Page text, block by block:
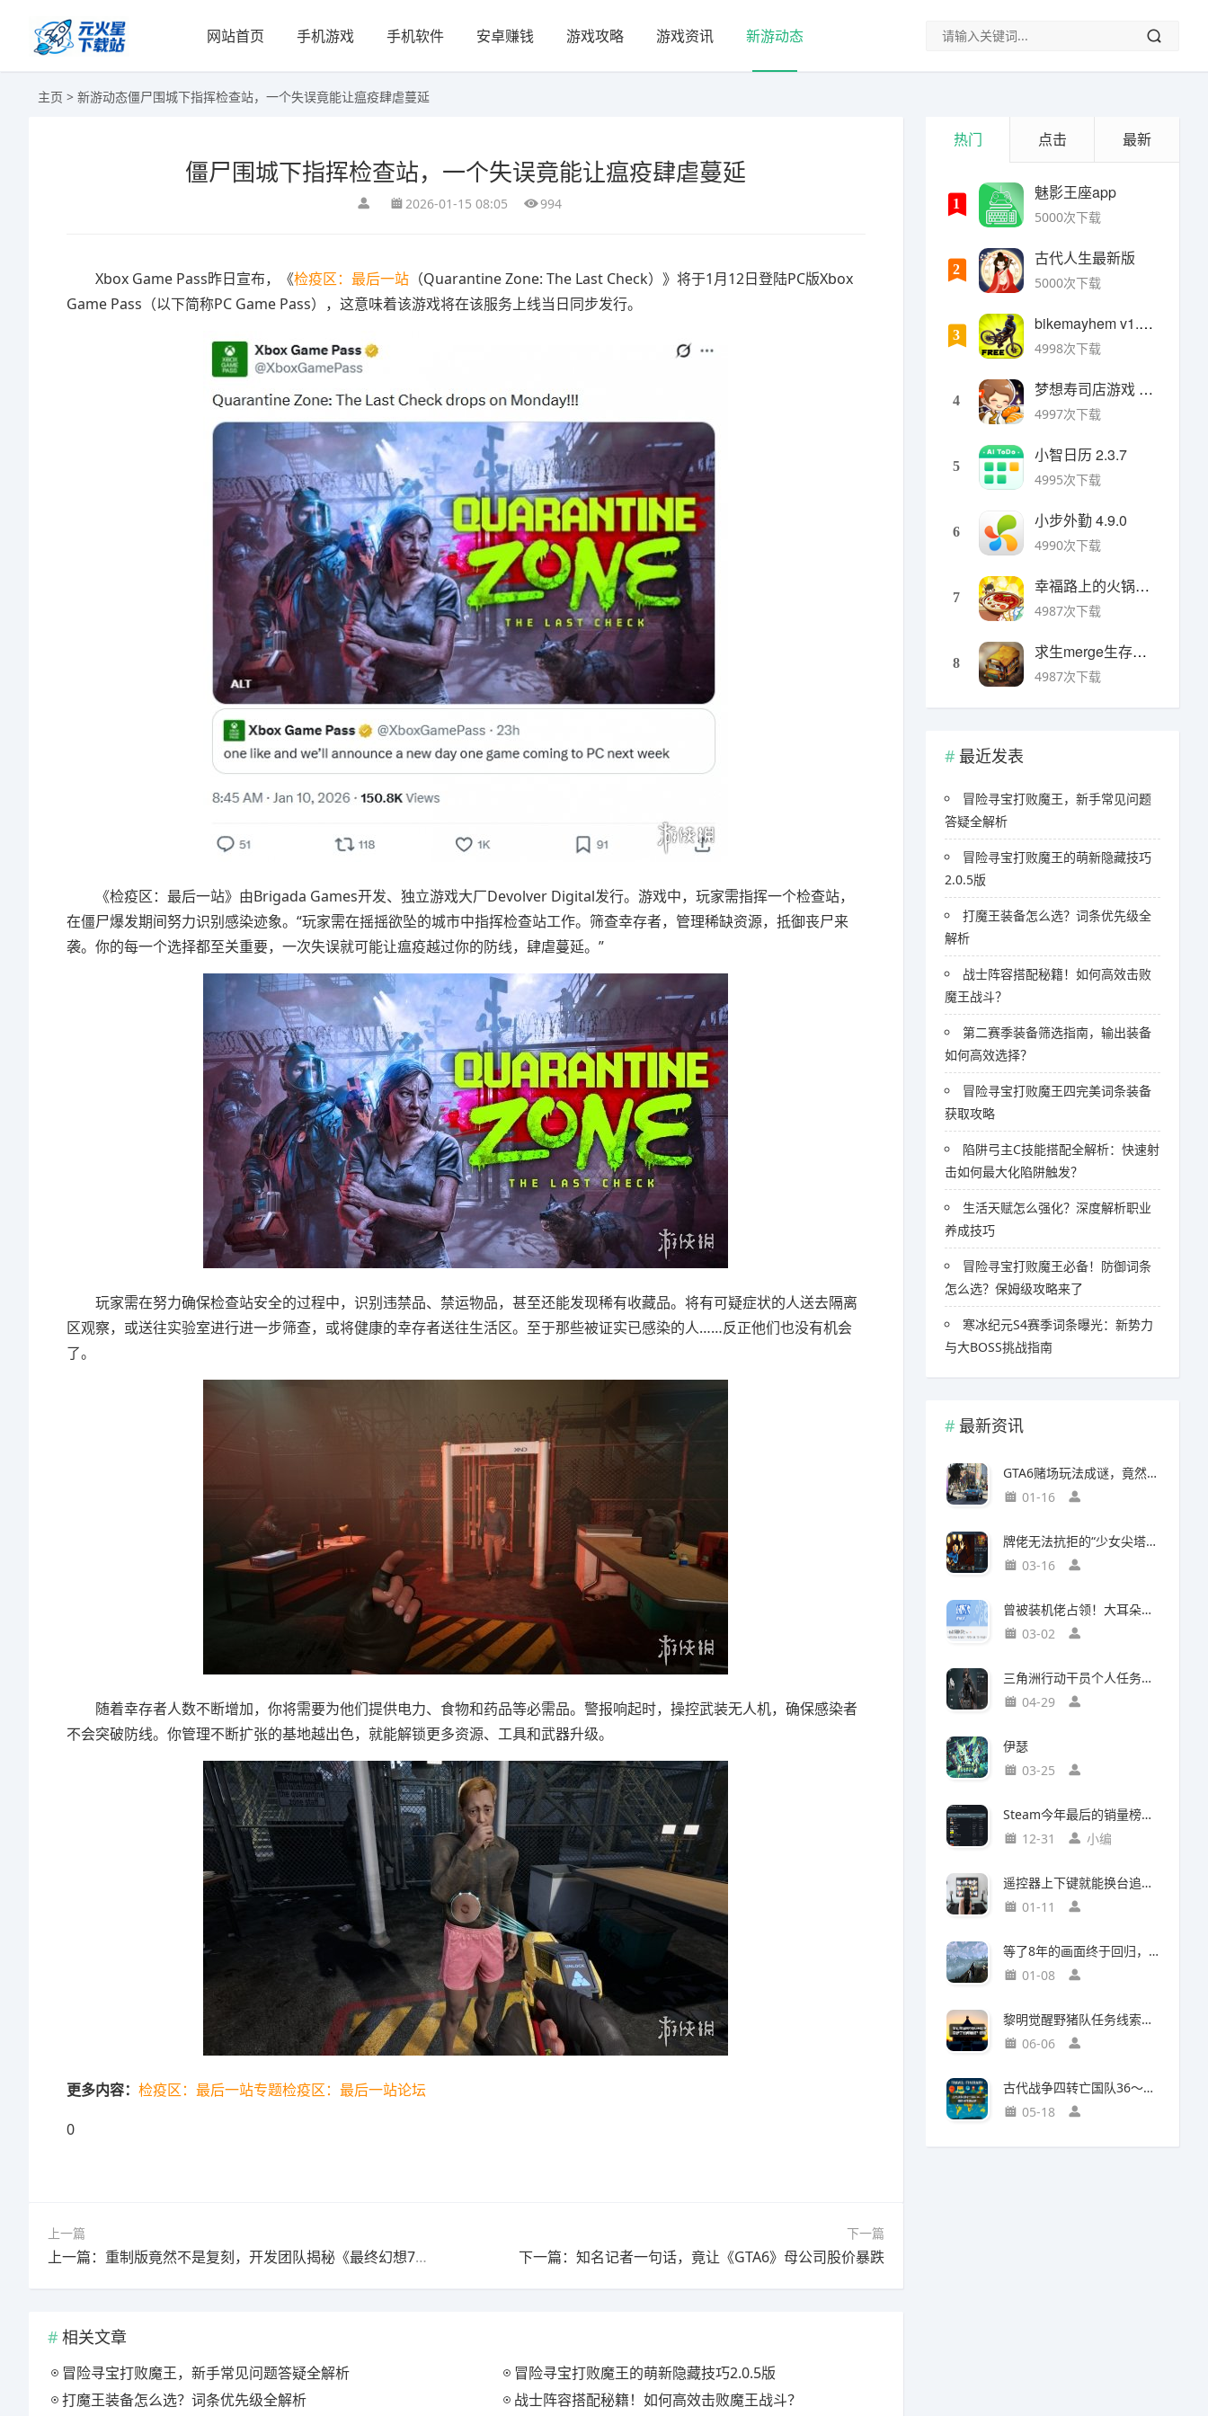
网站首页 手机游戏 手机软件 安卓赚钱 游戏攻略 游戏资讯 新游动态
主页 > 新游动态僵尸围城下指挥检查站，一个失误竟能让瘟疫肆虐蔓延
僵尸围城下指挥检查站，一个失误竟能让瘟疫肆虐蔓延
2026-01-15 08:05 994
Xbox Game Pass昨日宣布，《检疫区：最后一站 （Quarantine Zone: The Last Check）》将于1月12日登陆PC版Xbox
Game Pass（以下简称PC Game Pass），这意味着该游戏将在该服务上线当日同步发行。
《检疫区：最后一站》由Brigada Games开发、独立游戏大厂Devolver Digital发行。游戏中，玩家需指挥一个检查站，
在僵尸爆发期间努力识别感染迹象。“玩家需在摇摇欲坠的城市中指挥检查站工作。筛查幸存者，管理稀缺资源，抵御丧尸来
袭。你的每一个选择都至关重要，一次失误就可能让瘟疫越过你的防线，肆虐蔓延。”
玩家需在努力确保检查站安全的过程中，识别违禁品、禁运物品，甚至还能发现稀有收藏品。将有可疑症状的人送去隔离
区观察，或送往实验室进行进一步筛查，或将健康的幸存者送往生活区。至于那些被证实已感染的人……反正他们也没有机会
了。
随着幸存者人数不断增加，你将需要为他们提供电力、食物和药品等必需品。警报响起时，操控武装无人机，确保感染者
不会突破防线。你管理不断扩张的基地越出色，就能解锁更多资源、工具和武器升级。
更多内容： 检疫区：最后一站专题检疫区：最后一站论坛
0
上一篇
上一篇：重制版竟然不是复刻，开发团队揭秘《最终幻想7》新故事背后的野心
下一篇
下一篇：知名记者一句话，竟让《GTA6》母公司股价暴跌
相关文章
冒险寻宝打败魔王，新手常见问题答疑全解析
冒险寻宝打败魔王的萌新隐藏技巧2.0.5版
打魔王装备怎么选？词条优先级全解析
战士阵容搭配秘籍！如何高效击败魔王战斗？
热门 点击 最新
1
魅影王座app
5000次下载
2
古代人生最新版
5000次下载
3
bikemayhem v1.6.2安卓版
4998次下载
4
梦想寿司店游戏 v4.14.1安卓版
4997次下载
5
小智日历 2.3.7
4995次下载
6
小步外勤 4.9.0
4990次下载
7
幸福路上的火锅店官方版 v5.3.5安卓版
4987次下载
8
求生merge生存之地手机版 v1.48.0安卓版
4987次下载
最近发表
冒险寻宝打败魔王，新手常见问题
答疑全解析
冒险寻宝打败魔王的萌新隐藏技巧
2.0.5版
打魔王装备怎么选？词条优先级全
解析
战士阵容搭配秘籍！如何高效击败
魔王战斗？
第二赛季装备筛选指南，输出装备
如何高效选择？
冒险寻宝打败魔王四完美词条装备
获取攻略
陷阱弓主C技能搭配全解析：快速射
击如何最大化陷阱触发？
生活天赋怎么强化？深度解析职业
养成技巧
冒险寻宝打败魔王必备！防御词条
怎么选？保姆级攻略来了
寒冰纪元S4赛季词条曝光：新势力
与大BOSS挑战指南
最新资讯
GTA6赌场玩法成谜，竟然面临全球50国封禁风险
01-16
牌佬无法抗拒的“少女尖塔”竟然是个搜打撤？
03-16
曾被装机佬占领！大耳朵图图贴吧重归故主
03-02
三角洲行动干员个人任务一览及完成建议【无名篇】
04-29
伊瑟
03-25
Steam今年最后的销量榜！最后赢家不是《光与影：33号远征队》
12-31
小编
遥控器上下键就能换台追剧，这款神器竟然打破了传统电视的所有限制
01-11
等了8年的画面终于回归，这个Mod竟然让《巫师3》重现当年神级预告
01-08
黎明觉醒野猪队任务线索断了如何继续？野猪王称号获取攻略
06-06
古代战争四转亡国队36～38图部分推图记录
05-18